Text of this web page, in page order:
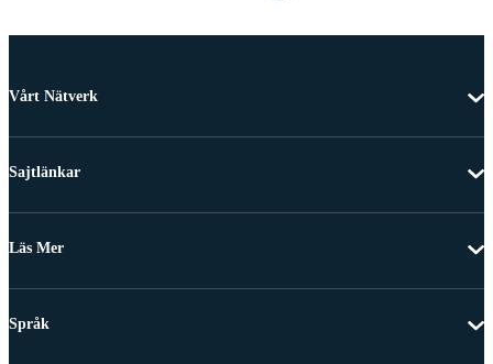
Vårt Nätverk
Sajtlänkar
Läs Mer
Språk